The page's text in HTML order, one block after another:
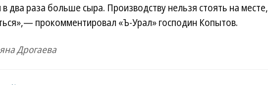
два раза больше сыра. Производству нельзя стоять на месте,
прокомментировал «Ъ-Урал» господин Копытов.
Дрогаева